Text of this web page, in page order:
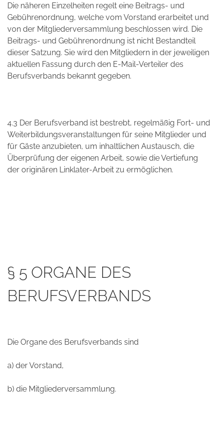
Die näheren Einzelheiten regelt eine Beitrags- und
Gebührenordnung, welche vom Vorstand erarbeitet und
von der Mitgliederversammlung beschlossen wird. Die
Beitrags- und Gebührenordnung ist nicht Bestandteil
dieser Satzung. Sie wird den Mitgliedern in der jeweiligen
aktuellen Fassung durch den E-Mail-Verteiler des
Berufsverbands bekannt gegeben.
4.3 Der Berufsverband ist bestrebt, regelmäßig Fort- und
Weiterbildungsveranstaltungen für seine Mitglieder und
für Gäste anzubieten, um inhaltlichen Austausch, die
Überprüfung der eigenen Arbeit, sowie die Vertiefung
der originären Linklater-Arbeit zu ermöglichen.
§ 5 ORGANE DES
BERUFSVERBANDS
Die Organe des Berufsverbands sind
a) der Vorstand,
b) die Mitgliederversammlung.